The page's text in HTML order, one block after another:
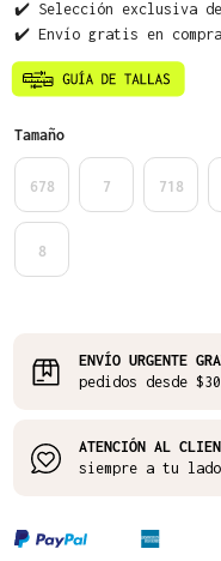
✔️ Selección exclusiva
✔️ Envío gratis en
Seleccione
Tamaño
678 7 718
8
ENVÍO URGENTE
pedidos desde
ATENCIÓN AL
siempre a tu lado